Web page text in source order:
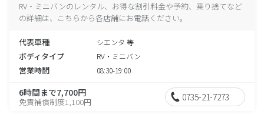
RV・ミニバンのレンタル、お得な割引料金や予約、乗り捨てなど
の詳細は、こちらから各店舗にお電話ください。
代表車種 シエンタ 等
ボディタイプ RV・ミニバン
営業時間 08:30-19:00
6時間まで7,700円
免責補償制度1,100円 0735-21-7273